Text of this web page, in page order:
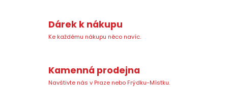
Dárek k nákupu
Ke každému nákupu něco navíc.
Kamenná prodejna
Navštivte nás v Praze nebo Frýdku-Místku.